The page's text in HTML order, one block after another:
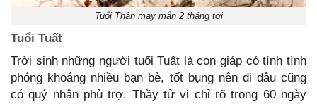
Tuổi Thân may mắn 2 tháng tới
Tuổi Tuất
Trời sinh những người tuổi Tuất là con giáp có tính tình
phóng khoáng nhiều bạn bè, tốt bụng nên đi đâu cũng
có quý nhân phù trợ. Thầy tử vi chỉ rõ trong 60 ngày